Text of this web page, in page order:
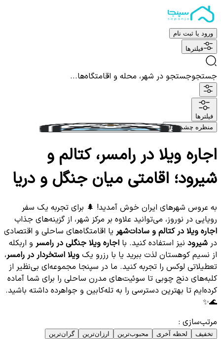
ورود یا ثبت نام
فیلترها
جستجوجستجو در شهر، محله و اقامتگاه‌ها...
فیلترها
منظره چشم نواز
اجاره ویلا در رامسر، کتالم و
شیرود؛ اقامتی میان جنگل و دریا
به عروس شهرهای ایران خوش آمدید! 🌲 برای تجربه یک سفر
رویایی در نوروز، می‌توانید علاوه بر مرکز شهر، از گزینه‌های جذاب
اجاره ویلا در کتالم و سادات‌شهر یا اقامتگاه‌های ساحلی و اقتصادی
در شیرود نیز استفاده کنید. با اجاره ویلا جنگلی در رامسر و اربکله
از نسیم کوهستان لذت ببرید یا با رزرو یک ویلا استخردار در رامسر،
تعطیلاتی لوکس را تجربه کنید. ما در سپنجا مجموعه‌ای بی‌نظیر از
کلبه‌های دنج چوبی تا سوئیت‌های مدرن ساحلی را برای شما آماده
کرده‌ایم تا بهترین دسترسی را به تله‌کابین و جواهرده داشته باشید.
🌊✨
مرتب‌سازی :
تخفیف لحظه آخری محبوب‌ترین ارزان‌ترین گران‌ترین